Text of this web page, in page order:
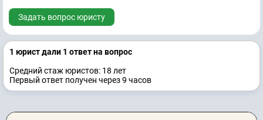
Задать вопрос юристу
1 юрист дали 1 ответ на вопрос
Средний стаж юристов: 18 лет
Первый ответ получен через 9 часов